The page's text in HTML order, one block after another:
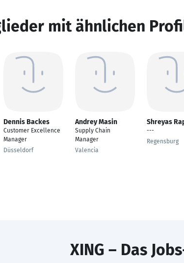
mit ähnlichen
Dennis Backes
Customer Excellence
Manager
Düsseldorf
Andrey Masin
Supply Chain
Manager
Valencia
Shreyas
---
Regensburg
XING – Das